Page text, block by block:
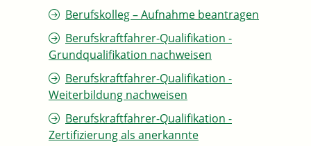
Berufskolleg – Aufnahme beantragen
Berufskraftfahrer-Qualifikation -
Grundqualifikation nachweisen
Berufskraftfahrer-Qualifikation -
Weiterbildung nachweisen
Berufskraftfahrer-Qualifikation -
Zertifizierung als anerkannte